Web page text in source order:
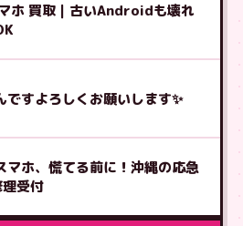
ホ 買取｜古いAndroidも壊れ
すよろしくお願いします✨
マホ、慌てる前に！沖縄の応急
受付